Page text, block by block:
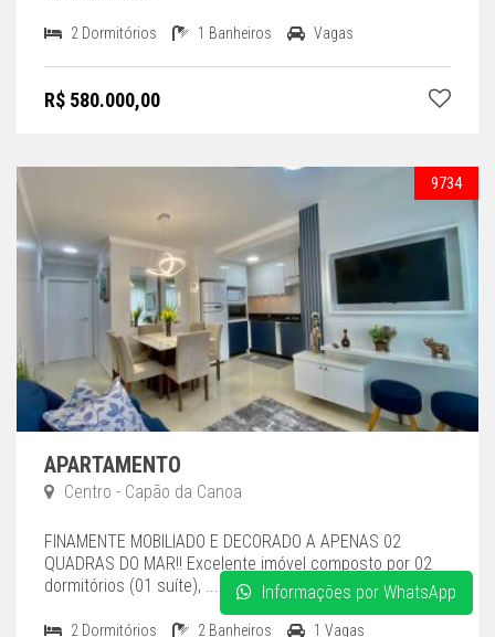
2 Dormitórios 1 Banheiros Vagas
R$ 580.000,00
9734
APARTAMENTO
Centro - Capão da Canoa
FINAMENTE MOBILIADO E DECORADO A APENAS 02
QUADRAS DO MAR!! Excelente imóvel composto por 02
dormitórios (01 suíte), ...
2 Dormitórios 2 Banheiros 1 Vagas
Informações por WhatsApp